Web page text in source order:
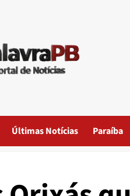
Últimas Notícias Paraíba